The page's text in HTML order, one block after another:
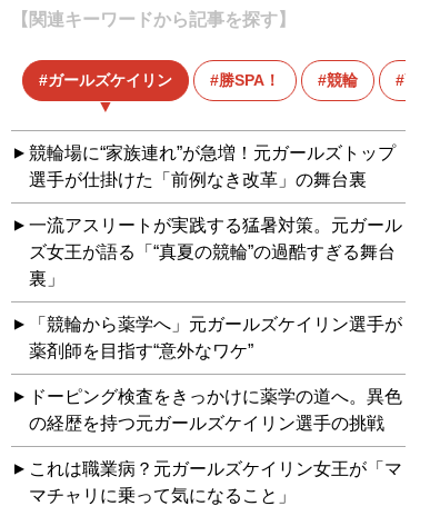
【関連キーワードから記事を探す】
ガールズケイリン 勝SPA！ 競輪 高木
競輪場に“家族連れ”が急増！元ガールズトップ
選手が仕掛けた「前例なき改革」の舞台裏
一流アスリートが実践する猛暑対策。元ガール
ズ女王が語る「“真夏の競輪”の過酷すぎる舞台
裏」
「競輪から薬学へ」元ガールズケイリン選手が
薬剤師を目指す“意外なワケ”
ドーピング検査をきっかけに薬学の道へ。異色
の経歴を持つ元ガールズケイリン選手の挑戦
これは職業病？元ガールズケイリン女王が「マ
マチャリに乗って気になること」